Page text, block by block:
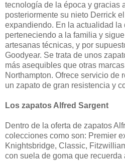
tecnología de la época y gracias
posteriormente su nieto Derrick
expandiendo. En la actualidad la
perteneciendo a la familia y
artesanas técnicas, y por
Goodyear. Se trata de unos
más asequibles que otras
Northampton. Ofrece servicio de
un zapato de gran resistencia y
Los zapatos Alfred Sargent
Dentro de la oferta de zapatos
colecciones como son: Premier
Knightsbridge, Classic,
con suela de goma que recuerda